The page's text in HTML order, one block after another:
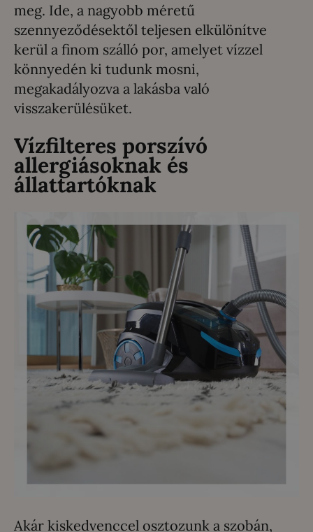
meg. Ide, a nagyobb méretű
szennyeződésektől teljesen elkülönítve
kerül a finom szálló por, amelyet vízzel
könnyedén ki tudunk mosni,
megakadályozva a lakásba való
visszakerülésüket.
Vízfilteres porszívó
allergiásoknak és
állattartóknak
Akár kiskedvenccel osztozunk a szobán,